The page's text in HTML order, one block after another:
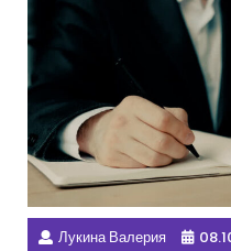
Лукина Валерия